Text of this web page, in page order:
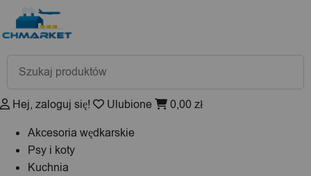
Wyszukiwarka
produktów
Hej, zaloguj się! Ulubione 0,00 zł
Akcesoria wędkarskie
Psy i koty
Kuchnia